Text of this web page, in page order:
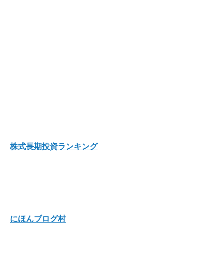
株式長期投資ランキング
にほんブログ村